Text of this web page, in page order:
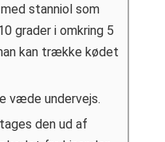
stanniol som
grader i omkring 5
kan trække kødet
væde undervejs.
den ud af